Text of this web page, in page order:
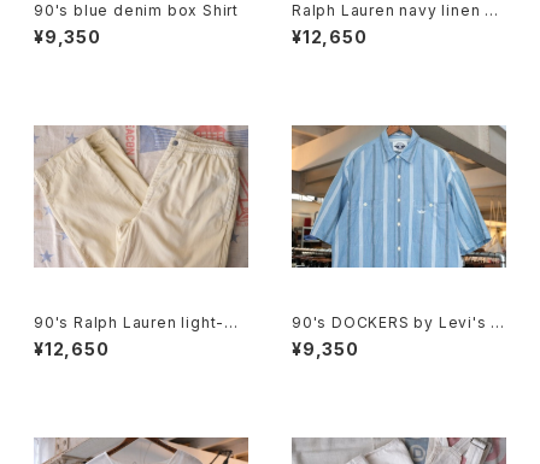
90's blue denim box Shirt
¥9,350
Ralph Lauren navy linen B.
D. Shirt
¥12,650
90's Ralph Lauren light-be
ige cotton easy Pants
¥12,650
90's DOCKERS by Levi's m
ulti-stripe chambray Shirt
¥9,350